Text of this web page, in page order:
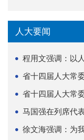
人大要闻